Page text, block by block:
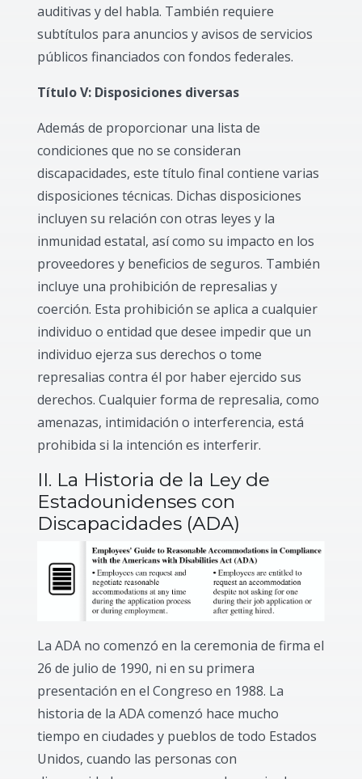
auditivas y del habla. También requiere
subtítulos para anuncios y avisos de servicios
públicos financiados con fondos federales.
Título V: Disposiciones diversas
Además de proporcionar una lista de
condiciones que no se consideran
discapacidades, este título final contiene varias
disposiciones técnicas. Dichas disposiciones
incluyen su relación con otras leyes y la
inmunidad estatal, así como su impacto en los
proveedores y beneficios de seguros. También
incluye una prohibición de represalias y
coerción. Esta prohibición se aplica a cualquier
individuo o entidad que desee impedir que un
individuo ejerza sus derechos o tome
represalias contra él por haber ejercido sus
derechos. Cualquier forma de represalia, como
amenazas, intimidación o interferencia, está
prohibida si la intención es interferir.
II. La Historia de la Ley de
Estadounidenses con
Discapacidades (ADA)
La ADA no comenzó en la ceremonia de firma el
26 de julio de 1990, ni en su primera
presentación en el Congreso en 1988. La
historia de la ADA comenzó hace mucho
tiempo en ciudades y pueblos de todo Estados
Unidos, cuando las personas con